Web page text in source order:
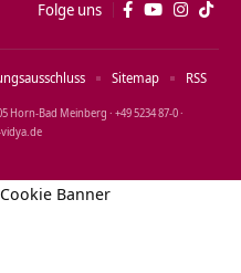
Folge uns
Horn‑Bad Meinberg · +49 5234 87‑0 ·
Sitemap RSS
Banner